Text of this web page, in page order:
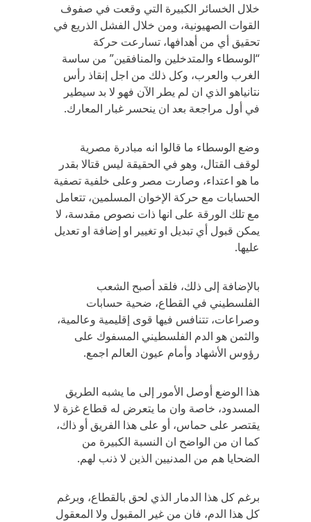
خلال الخسائر الكبيرة التي وقعت في صفوف
القوات الصهيونية، ومن خلال الفشل الذريع في
تحقيق أي من أهدافها، تسارعت حركة
“الوسطاء والمتدخلين والمنافقين” من ساسة
الغرب والعرب، وكل ذلك من اجل إنقاذ رأس
نتانياهو الذي ان لم يطر الآن فهو لا بد سيطير
في أول مراجعة بعد ان ينحسر غبار المعارك.
وضع الوسطاء ما قالوا انه مبادرة مصرية
لوقف القتال، وهو في الحقيقة ليس قتالا بقدر
ما هو اعتداء، وصارت مصر وعلى خلفية تصفية
الحسابات مع حركة الإخوان المسلمين، تتعامل
مع تلك الورقة على انها ذات نصوص مقدسة، لا
يمكن قبول أي تبديل او تغيير او إضافة او تعديل
عليها.
بالإضافة إلى ذلك، فلقد أصبح الشعب
الفلسطيني في القطاع، ضحية حسابات
وصراعات، تتنافس فيها قوى إقليمية وعالمية،
والثمن هو الدم الفلسطيني المسفوك على
رؤوس الأشهاد وأمام عيون العالم اجمع.
هذا الوضع أوصل الأمور إلى ما يشبه الطريق
المسدود، خاصة وان ما يتعرض له قطاع غزة لا
يقتصر على حماس، أو على هذا الفريق أو ذاك،
كما ان من الواضح ان النسبة الكبيرة من
الضحايا هم من المدنيين الذين لا ذنب لهم.
برغم كل هذا الدمار الذي لحق بالقطاع، وبرغم
كل هذا الدم، فان من غير المقبول ولا المعقول